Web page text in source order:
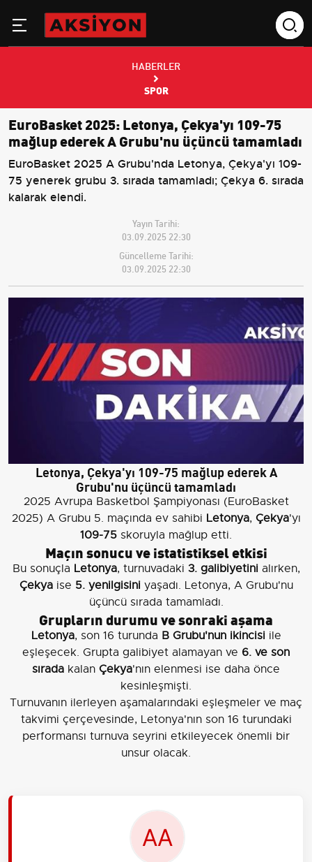
HABERLER
SPOR
EuroBasket 2025: Letonya, Çekya'yı 109-75
mağlup ederek A Grubu'nu üçüncü tamamladı
EuroBasket 2025 A Grubu'nda Letonya, Çekya'yı 109-
75 yenerek grubu 3. sırada tamamladı; Çekya 6. sırada
kalarak elendi.
Yayın Tarihi:
03.09.2025 22:30
Güncelleme Tarihi:
03.09.2025 22:30
Letonya, Çekya'yı 109-75 mağlup ederek A
Grubu'nu üçüncü tamamladı
2025 Avrupa Basketbol Şampiyonası (EuroBasket
2025) A Grubu 5. maçında ev sahibi Letonya, Çekya'yı
109-75 skoruyla mağlup etti.
Maçın sonucu ve istatistiksel etkisi
Bu sonuçla Letonya, turnuvadaki 3. galibiyetinialırken,
Çekyaise 5. yenilgisiniyaşadı. Letonya, A Grubu'nu
üçüncü sırada tamamladı.
Grupların durumu ve sonraki aşama
Letonya, son 16 turunda B Grubu'nun ikincisiile
eşleşecek. Grupta galibiyet alamayan ve 6. ve son
sırada kalan Çekya'nın elenmesi ise daha önce
kesinleşmişti.
Turnuvanın ilerleyen aşamalarındaki eşleşmeler ve maç
takvimi çerçevesinde, Letonya'nın son 16 turundaki
performansı turnuva seyrini etkileyecek önemli bir
unsur olacak.